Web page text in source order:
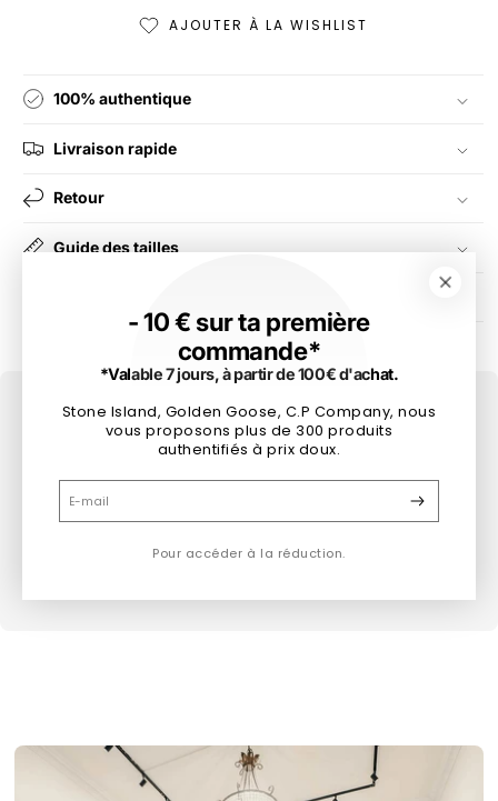
AJOUTER À LA WISHLIST
100% authentique
Livraison rapide
Retour
Guide des tailles
Tu cherches un produit de la même taille
?
disponibles
- 10 € sur ta première
commande*
*Valable 7 jours, à partir de 100€ d'achat.
Stone Island, Golden Goose, C.P Company, nous
vous proposons plus de 300 produits
authentifiés à prix doux.
Pour accéder à la réduction.